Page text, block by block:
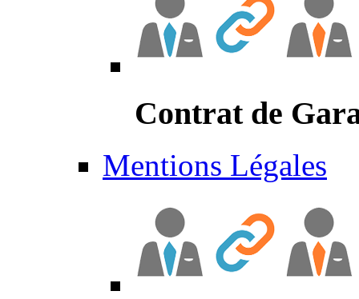
Contrat de
Mentions Légales